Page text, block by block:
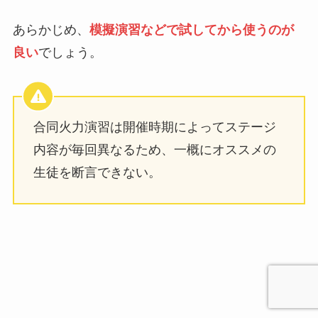
あらかじめ、 模擬演習などで試してから使うのが
良いでしょう。
合同火力演習は開催時期によってステージ
内容が毎回異なるため、一概にオススメの
生徒を断言できない。